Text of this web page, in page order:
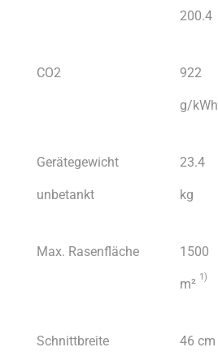
200.4
CO2 922
g/kWh
Gerätegewicht
unbetankt
23.4
kg
Max. Rasenfläche 1500
m² 1)
Schnittbreite 46 cm